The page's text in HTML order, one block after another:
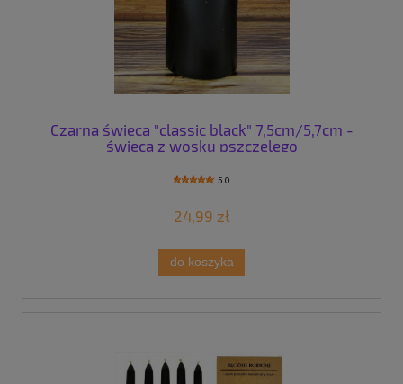
Czarna świeca "classic black" 7,5cm/5,7cm -
świeca z wosku pszczelego
5.0
24,99 zł
do koszyka